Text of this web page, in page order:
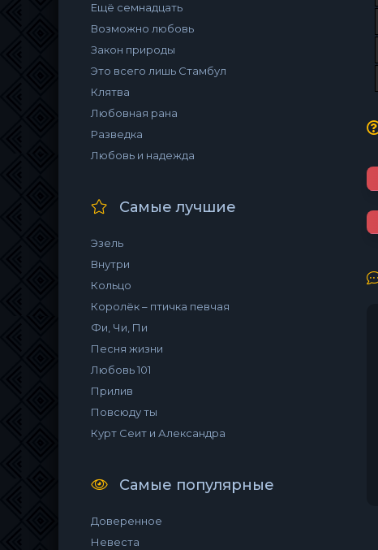
Ещё семнадцать
Возможно любовь
Закон природы
Это всего лишь Стамбул
Клятва
Любовная рана
Разведка
Любовь и надежда
Самые лучшие
Эзель
Внутри
Кольцо
Королёк – птичка певчая
Фи, Чи, Пи
Песня жизни
Любовь 101
Прилив
Повсюду ты
Курт Сеит и Александра
Самые популярные
Доверенное
Невеста